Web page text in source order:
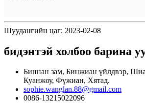
Шуудангийн цаг: 2023-02-08
бидэнтэй холбоо барина
Биннан зам, Бинжиан үйлдвэр,
Куанжоу, Фүжиан, Хятад.
sophie.wanglan.88@gmail.com
0086-13215022096